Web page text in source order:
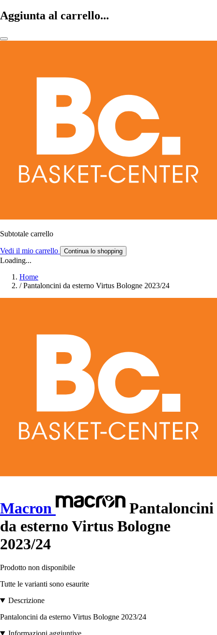
Aggiunta al carrello...
Subtotale carrello
Vedi il mio carrello Continua lo shopping
Loading...
Home
/ Pantaloncini da esterno Virtus Bologne 2023/24
Macron
Pantaloncini
da esterno Virtus Bologne
2023/24
Prodotto non disponibile
Tutte le varianti sono esaurite
Descrizione
Pantaloncini da esterno Virtus Bologne 2023/24